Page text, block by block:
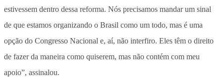
estivessem dentro dessa reforma. Nós precisamos mandar um sinal
de que estamos organizando o Brasil como um todo, mas é uma
opção do Congresso Nacional e, aí, não interfiro. Eles têm o direito
de fazer da maneira como quiserem, mas não contém com meu
apoio”, assinalou.